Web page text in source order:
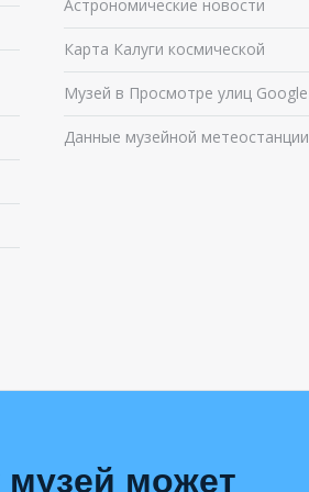
Астрономические новости
Карта Калуги космической
Музей в Просмотре улиц Google
Данные музейной метеостанции
музей может